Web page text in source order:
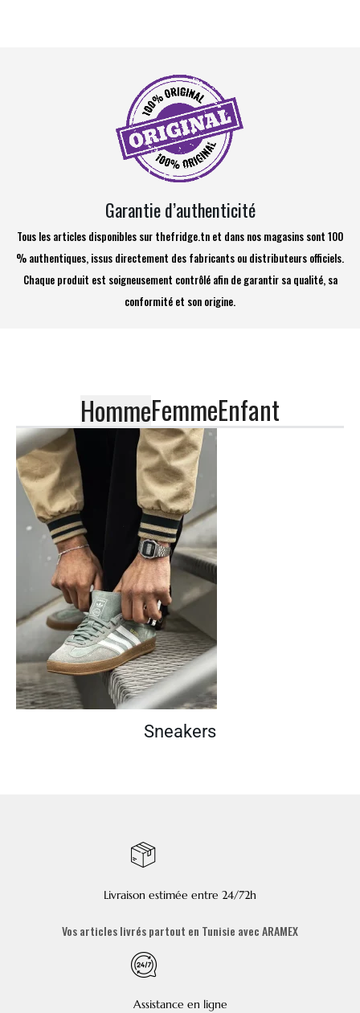
Garantie d’authenticité
Tous les articles disponibles sur thefridge.tn et dans nos magasins sont 100
% authentiques, issus directement des fabricants ou distributeurs officiels.
Chaque produit est soigneusement contrôlé afin de garantir sa qualité, sa
conformité et son origine.
HommeFemmeEnfant
Sneakers
Livraison estimée entre 24/72h
Vos articles livrés partout en Tunisie avec ARAMEX
Assistance en ligne